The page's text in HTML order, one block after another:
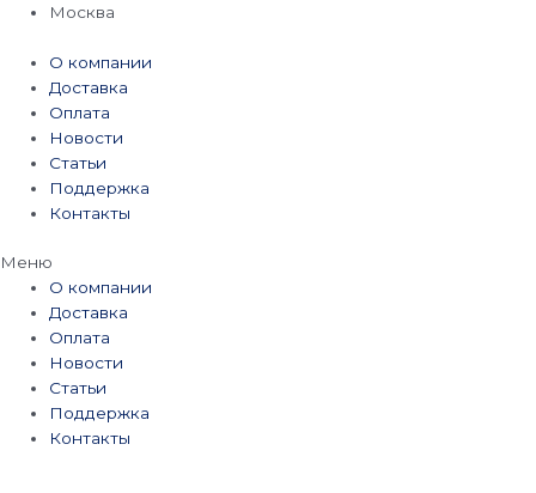
Перейти
содержимому
Москва
О компании
Доставка
Оплата
Новости
Статьи
Поддержка
Контакты
Меню
О компании
Доставка
Оплата
Новости
Статьи
Поддержка
Контакты